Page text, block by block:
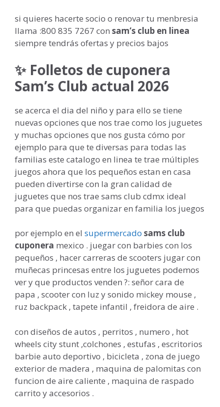
si quieres hacerte socio o renovar tu menbresia
llama :800 835 7267 con sam’s club en linea
siempre tendrás ofertas y precios bajos
✨ Folletos de cuponera
Sam’s Club actual 2026
se acerca el dia del niño y para ello se tiene
nuevas opciones que nos trae como los juguetes
y muchas opciones que nos gusta cómo por
ejemplo para que te diversas para todas las
familias este catalogo en linea te trae múltiples
juegos ahora que los pequeños estan en casa
pueden divertirse con la gran calidad de
juguetes que nos trae sams club cdmx ideal
para que puedas organizar en familia los juegos
por ejemplo en el supermercado sams club
cuponera mexico . juegar con barbies con los
pequeños , hacer carreras de scooters jugar con
muñecas princesas entre los juguetes podemos
ver y que productos venden ?: señor cara de
papa , scooter con luz y sonido mickey mouse ,
ruz backpack , tapete infantil , freidora de aire .
con diseños de autos , perritos , numero , hot
wheels city stunt ,colchones , estufas , escritorios
barbie auto deportivo , bicicleta , zona de juego
exterior de madera , maquina de palomitas con
funcion de aire caliente , maquina de raspado
carrito y accesorios .